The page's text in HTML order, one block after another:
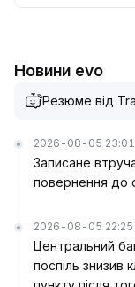
Новини evo
Резюме від
2026-08-05 23:01
Записане
повернення до
2026-08-05 22:25
Центральний
поспіль знизив